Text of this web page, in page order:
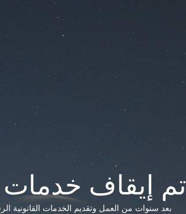
بعد سنوات من العمل وتقديم الخدمات القانونية